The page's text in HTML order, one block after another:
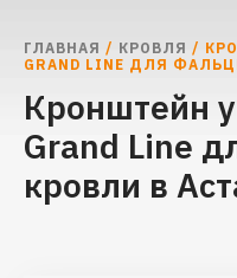
ГЛАВНАЯ / КРОВЛЯ /
GRAND LINE ДЛЯ
Кронштейн
Grand Line
кровли в